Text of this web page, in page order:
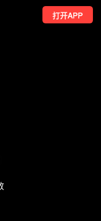
打开APP